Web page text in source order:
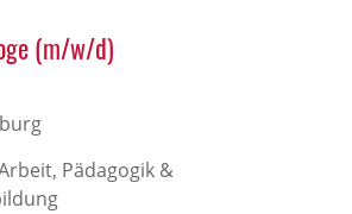
(m/w/d)
Pädagogik &